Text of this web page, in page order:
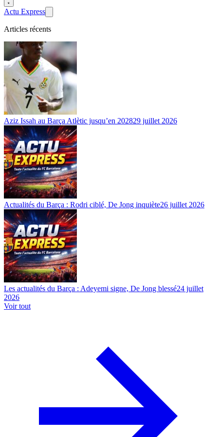
Actu Express
Articles récents
Aziz Issah au Barça Atlètic jusqu’en 202829 juillet 2026
Actualités du Barça : Rodri ciblé, De Jong inquiète26 juillet 2026
Les actualités du Barça : Adeyemi signe, De Jong blessé24 juillet
2026
Voir tout